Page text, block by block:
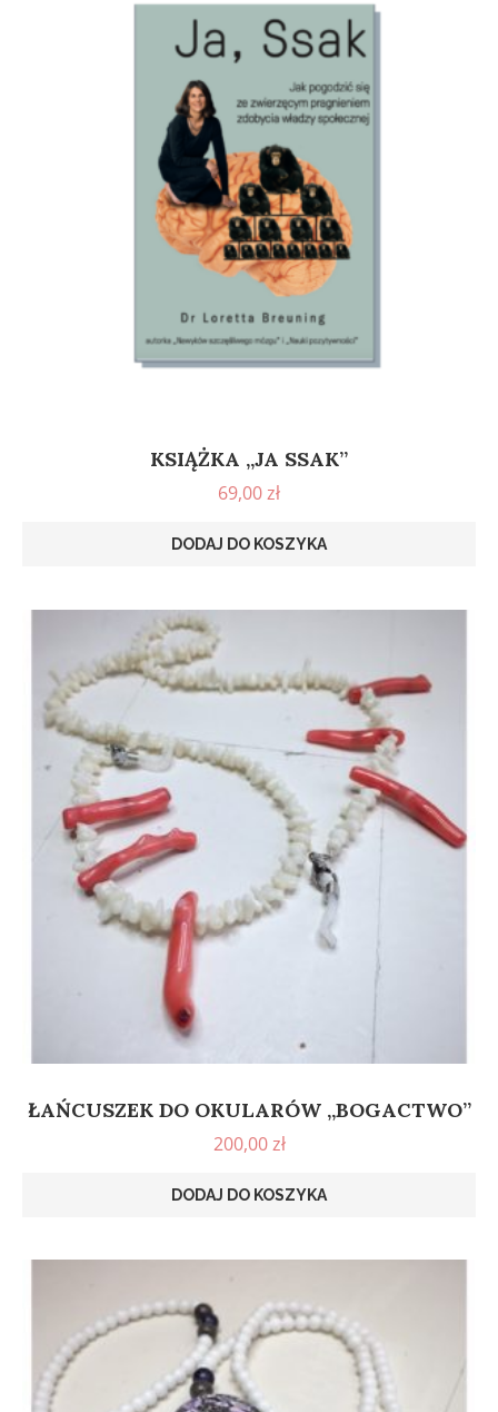
KSIĄŻKA „JA SSAK”
69,00zł
DODAJ DO KOSZYKA
ŁAŃCUSZEK DO OKULARÓW „BOGACTWO”
200,00zł
DODAJ DO KOSZYKA